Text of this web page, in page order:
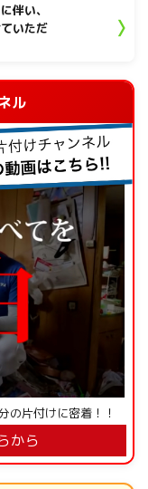
伴い、
いただ
ル
の片付けに密着！！
から